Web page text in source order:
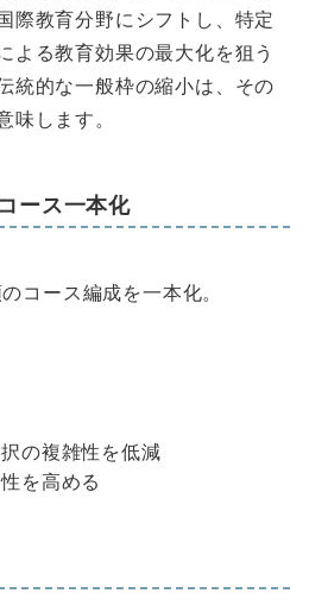
際教育分野にシフトし、特定
よる教育効果の最大化を狙う
統的な一般枠の縮小は、その
味します。
ース一本化
コース編成を一本化。
の複雑性を低減
を高める